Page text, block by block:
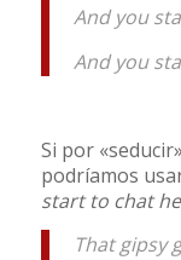
And you
And you
Si por
podríamos
start to chat
That gipsy